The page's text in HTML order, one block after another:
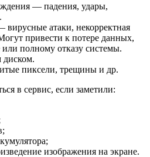
— падения, удары,
атаки, некорректная
привести к потере данных,
или полному отказу системы.
пиксели, трещины и др.
в сервис, если заметили:
изображения на экране.